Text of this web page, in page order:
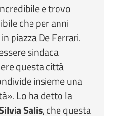
e trovo
che per anni
piazza De Ferrari.
sindaca
questa città
insieme una
Lo ha detto la
Salis, che questa